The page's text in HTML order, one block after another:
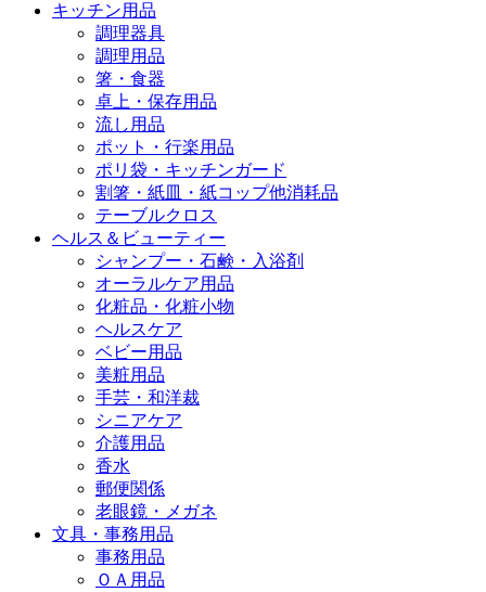
キッチン用品
調理器具
調理用品
箸・食器
卓上・保存用品
流し用品
ポット・行楽用品
ポリ袋・キッチンガード
割箸・紙皿・紙コップ他消耗品
テーブルクロス
ヘルス＆ビューティー
シャンプー・石鹸・入浴剤
オーラルケア用品
化粧品・化粧小物
ヘルスケア
ベビー用品
美粧用品
手芸・和洋裁
シニアケア
介護用品
香水
郵便関係
老眼鏡・メガネ
文具・事務用品
事務用品
ＯＡ用品